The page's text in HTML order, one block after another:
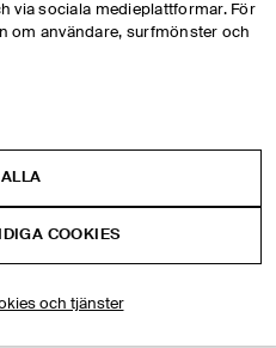
via sociala medieplattformar. För
om användare, surfmönster och
COOKIES
och tjänster